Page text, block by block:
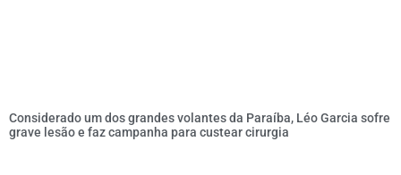
Considerado um dos grandes volantes da Paraíba, Léo Garcia sofre
grave lesão e faz campanha para custear cirurgia